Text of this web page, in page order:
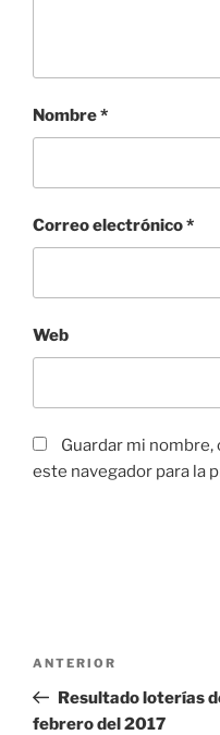
Nombre*
Correo electrónico*
Web
Guardar mi
este navegador para la
entradas
Entrada
anterior:
ANTERIOR
Resultado loterías
febrero del 2017